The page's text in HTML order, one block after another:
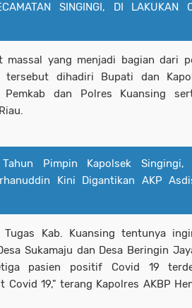
SINGINGI, DI LAKUKAN
massal yang menjadi bagian dari
tersebut dihadiri Bupati dan
Pemkab dan Polres Kuansing
Pimpin Kapolsek Singingi,
Kini Digantikan AKP
Kab. Kuansing tentunya
Sukamaju dan Desa Beringin
pasien positif Covid 19
Covid 19," terang Kapolres AKBP